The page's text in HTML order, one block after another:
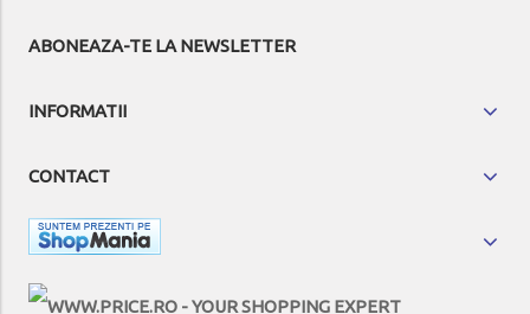
ABONEAZA-TE LA NEWSLETTER
INFORMATII
CONTACT